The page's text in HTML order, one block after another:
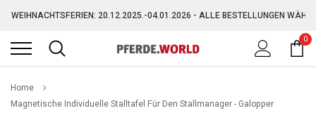
zum
Inhalt
WEIHNACHTSFERIEN: 20.12.2025.-04.01.2026 - ALLE BESTELLUNGEN
GRATIS VERSAND AB 150,-€ (AUSGENOMMEN SPERRGUT)
0
Home
Magnetische Individuelle Stalltafel Für Den Stallmanager - Galopper